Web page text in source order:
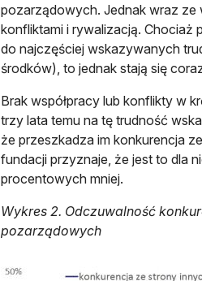
pozarządowych. Jednak wraz ze
konfliktami i rywalizacją. Chociaż
do najczęściej wskazywanych
środków), to jednak stają się
Brak współpracy lub konflikty w
trzy lata temu na tę trudność
że przeszkadza im konkurencja
fundacji przyznaje, że jest to dla
procentowych mniej.
Wykres 2. Odczuwalność
pozarządowych